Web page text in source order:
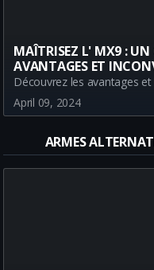
MAÎTRISEZ L' MX9 : UN
AVANTAGES ET
BATTLE ROYALE
April 09, 2024
ARMES